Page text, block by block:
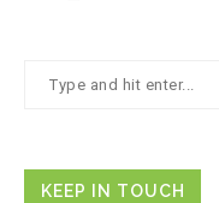
KEEP IN TOUCH